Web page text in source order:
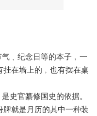
﹑纪念日等的本子﹐一
在墙上的﹐也有摆在桌
史官纂修国史的依据。
就是月历的其中一种装